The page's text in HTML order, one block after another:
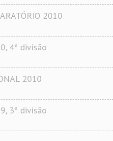
2010
4ª divisão
2010
3ª divisão